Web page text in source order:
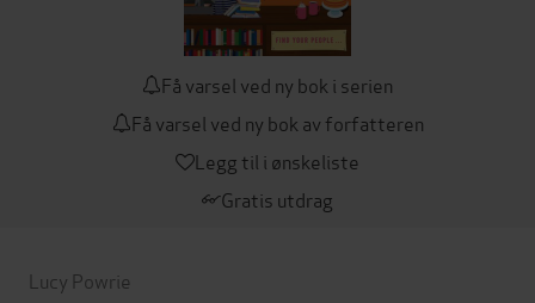
Få varsel ved ny bok i serien
Få varsel ved ny bok av forfatteren
Legg til i ønskeliste
Gratis utdrag
Lucy Powrie